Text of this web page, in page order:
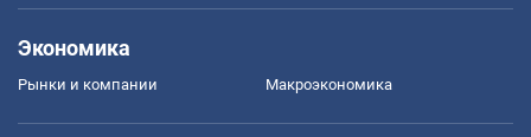
Экономика
Рынки и компании Mакроэкономика